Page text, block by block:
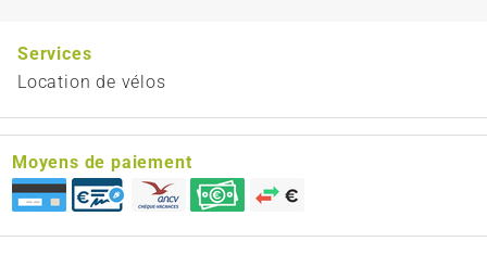
Services
Location de vélos
Moyens de paiement